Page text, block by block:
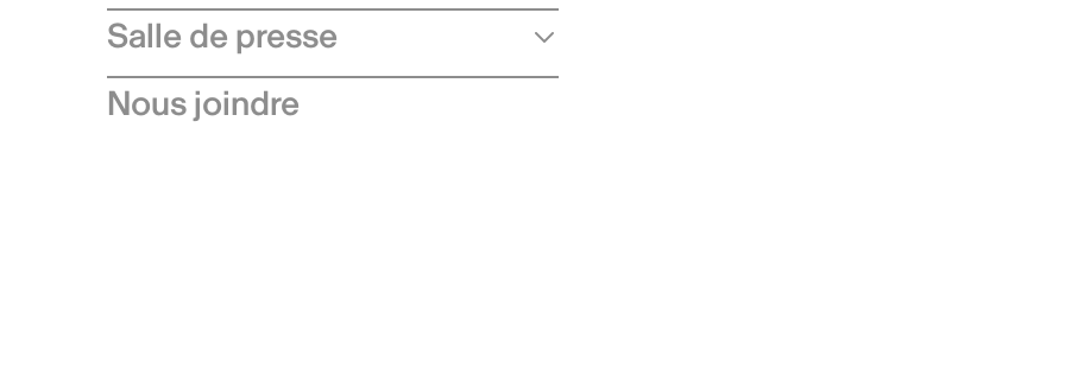
Salle de presse
Communiqués de presse
Nous joindre